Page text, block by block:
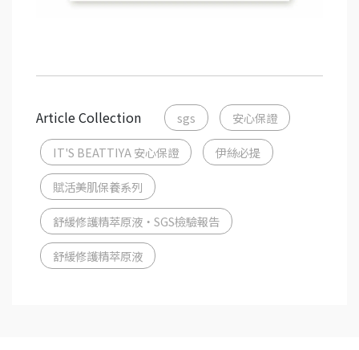
Article Collection sgs 安心保證
IT'S BEATTIYA 安心保證 伊絲必提
賦活美肌保養系列
舒緩修護精萃原液・SGS檢驗報告
舒緩修護精萃原液